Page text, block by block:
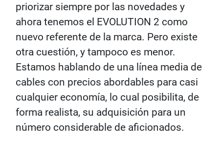
priorizar siempre por las novedades y
ahora tenemos el EVOLUTION 2 como
nuevo referente de la marca. Pero existe
otra cuestión, y tampoco es menor.
Estamos hablando de una línea media de
cables con precios abordables para casi
cualquier economía, lo cual posibilita, de
forma realista, su adquisición para un
número considerable de aficionados.